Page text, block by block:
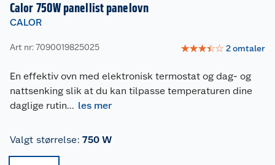
Calor 750W panellist panelovn
CALOR
Art nr: 7090019825025 ☆☆☆☆☆ 2omtaler
En effektiv ovn med elektronisk termostat og dag- og
nattsenking slik at du kan tilpasse temperaturen dine
daglige rutin... les mer
Valgt størrelse: 750 W